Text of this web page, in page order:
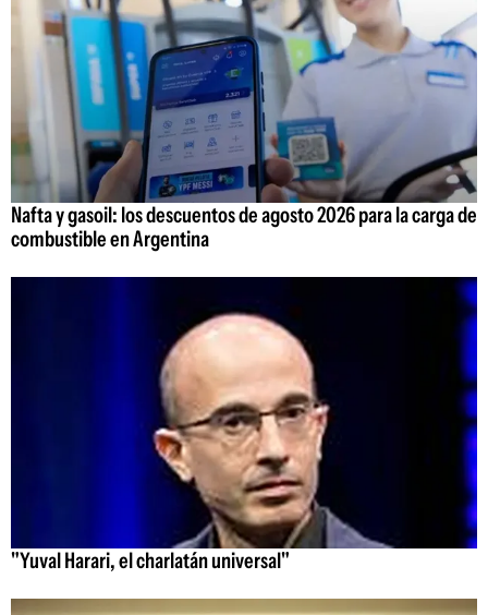
Nafta y gasoil: los descuentos de agosto 2026 para la carga de
combustible en Argentina
"Yuval Harari, el charlatán universal"